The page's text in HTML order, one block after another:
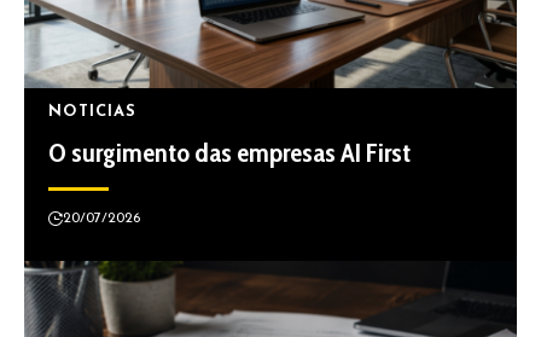
NOTICIAS
O surgimento das empresas AI First
20/07/2026